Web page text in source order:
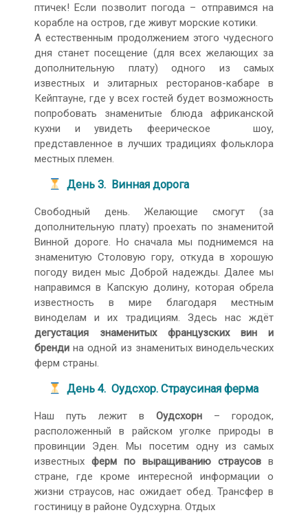
птичек! Если позволит погода – отправимся на
корабле на остров, где живут морские котики.
А естественным продолжением этого чудесного
дня станет посещение (для всех желающих за
дополнительную плату) одного из самых
известных и элитарных ресторанов-кабаре в
Кейптауне, где у всех гостей будет возможность
попробовать знаменитые блюда африканской
кухни и увидеть феерическое шоу,
представленное в лучших традициях фольклора
местных племен.
День 3. Винная дорога
Свободный день. Желающие смогут (за
дополнительную плату) проехать по знаменитой
Винной дороге. Но сначала мы поднимемся на
знаменитую Столовую гору, откуда в хорошую
погоду виден мыс Доброй надежды. Далее мы
направимся в Капскую долину, которая обрела
известность в мире благодаря местным
виноделам и их традициям. Здесь нас ждёт
дегустация знаменитых французских вин и
бренди на одной из знаменитых винодельческих
ферм страны.
День 4. Оудсхoр. Страусиная ферма
Наш путь лежит в Оудсхорн – городок,
расположенный в райском уголке природы в
провинции Эден. Мы посетим одну из самых
известных ферм по выращиванию страусов в
стране, где кроме интересной информации о
жизни страусов, нас ожидает обед. Трансфер в
гостиницу в районе Оудсхурна. Отдых